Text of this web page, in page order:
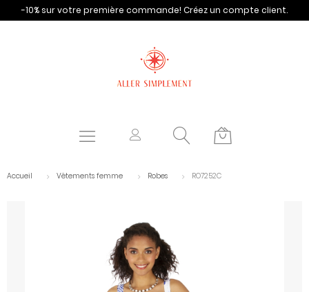
-10% sur votre première commande! Créez un compte client.
Accueil Vêtements femme Robes RO7252C